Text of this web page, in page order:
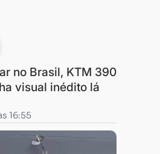
no Brasil, KTM 390
visual inédito lá
16:55